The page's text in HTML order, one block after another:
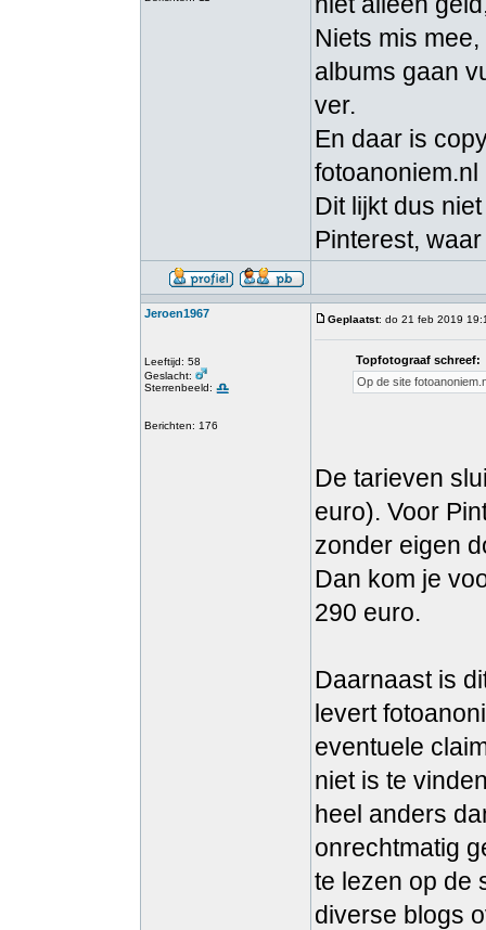
Niets mis
albums gaan
ver.
En daar is
Dit lijkt dus
Pinterest,
Jeroen1967
Leeftijd: 58
Geslacht:
Sterrenbeeld:
Berichten: 176
Geplaatst: do 21 feb 2019
Topfotograaf schreef:
Op de site
De tarieven
euro). Voor
zonder eigen
Dan kom je
290 euro.
Daarnaast is
levert
eventuele
niet is te
heel anders
onrechtmatig
te lezen op de
diverse blogs